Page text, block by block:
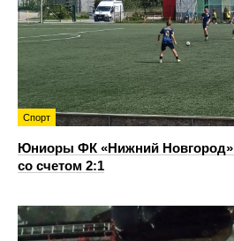
Спорт
Юниоры ФК «Нижний Новгород»
со счетом 2:1